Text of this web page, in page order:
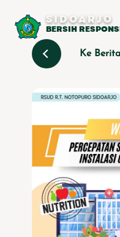
SIDOARJO
BERSIH
Ke Berita